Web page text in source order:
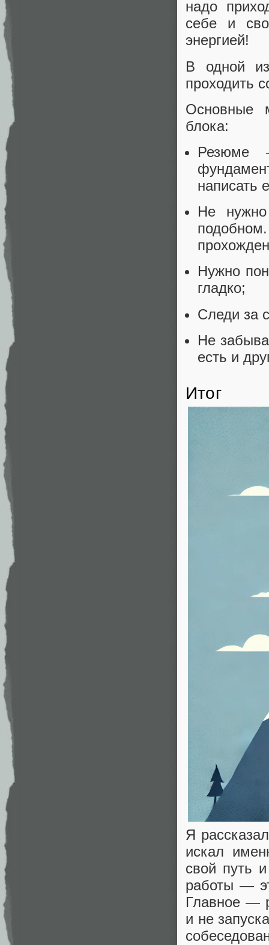
надо
себе и
энергией!
В одной
проходить
Основные
блока:
Резюме
написать
Не
Нужно
гладко;
Следи за
Не
есть и
Итог
Я
искал
свой путь
работы —
Главное —
и не